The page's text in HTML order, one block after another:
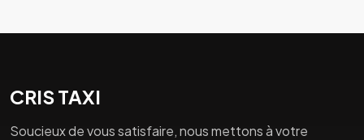
CRIS TAXI
Soucieux de vous satisfaire, nous mettons à votre